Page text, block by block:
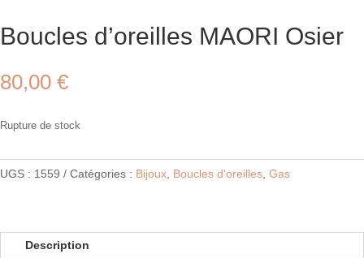
Boucles d’oreilles MAORI Osier
80,00 €
Rupture de stock
UGS : 1559 Catégories : Bijoux Boucles d'oreilles Gas
Description